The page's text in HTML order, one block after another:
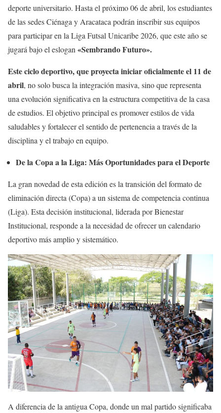
deporte universitario. Hasta el próximo 06 de abril, los estudiantes
de las sedes Ciénaga y Aracataca podrán inscribir sus equipos
para participar en la Liga Futsal Unicaribe 2026, que este año se
jugará bajo el eslogan«Sembrando Futuro».
Este ciclo deportivo, que proyecta iniciar oficialmente el 11 de
abril, no solo busca la integración masiva, sino que representa
una evolución significativa en la estructura competitiva de la casa
de estudios. El objetivo principal es promover estilos de vida
saludables y fortalecer el sentido de pertenencia a través de la
disciplina y el trabajo en equipo.
De la Copa a la Liga: Más Oportunidades para el Deporte
La gran novedad de esta edición es la transición del formato de
eliminación directa (Copa) a un sistema de competencia continua
(Liga). Esta decisión institucional, liderada por Bienestar
Institucional, responde a la necesidad de ofrecer un calendario
deportivo más amplio y sistemático.
A diferencia de la antigua Copa, donde un mal partido significaba